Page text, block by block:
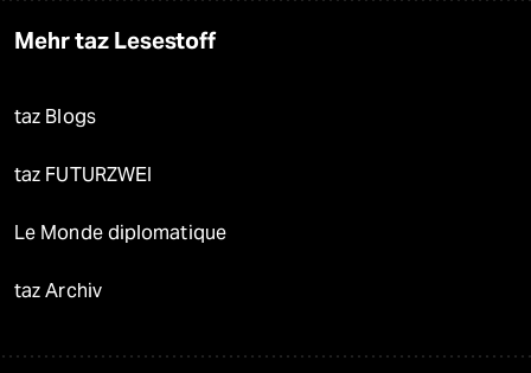
Mehr taz Lesestoff
taz Blogs
taz FUTURZWEI
Le Monde diplomatique
taz Archiv